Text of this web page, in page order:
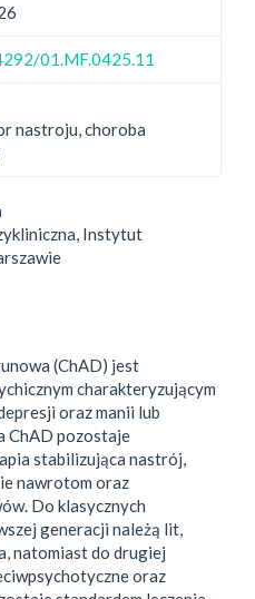
01.MF.0425.11
nastroju, choroba
Instytut
(ChAD) jest
charakteryzującym
oraz manii lub
ChAD pozostaje
stabilizująca nastrój,
nawrotom oraz
Do klasycznych
generacji należą lit,
natomiast do drugiej
oraz